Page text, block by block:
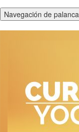
Navegación de palanca